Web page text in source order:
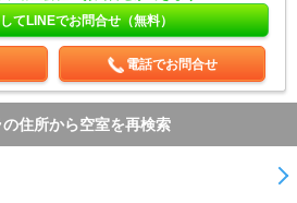
てLINEでお問合せ（無料）
電話でお問合せ
住所から空室を再検索